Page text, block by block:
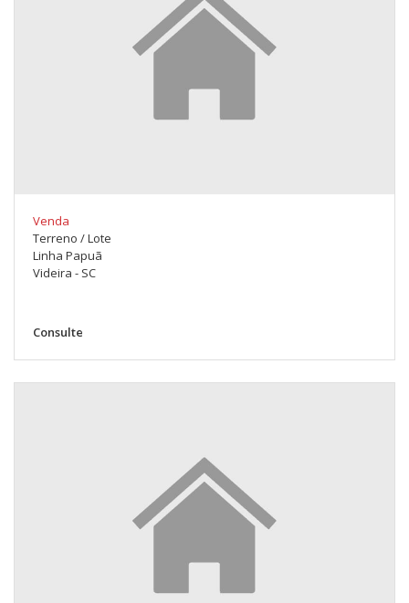
Venda
Terreno / Lote
Linha Papuã
Videira - SC
Consulte